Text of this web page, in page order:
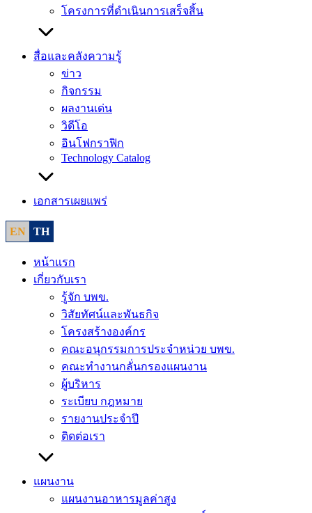
โครงการที่ดำเนินการเสร็จสิ้น
สื่อและคลังความรู้
ข่าว
กิจกรรม
ผลงานเด่น
วิดีโอ
อินโฟกราฟิก
Technology Catalog
เอกสารเผยแพร่
EN TH
หน้าแรก
เกี่ยวกับเรา
รู้จัก บพข.
วิสัยทัศน์และพันธกิจ
โครงสร้างองค์กร
คณะอนุกรรมการประจำหน่วย บพข.
คณะทำงานกลั่นกรองแผนงาน
ผู้บริหาร
ระเบียบ กฎหมาย
รายงานประจำปี
ติดต่อเรา
แผนงาน
แผนงานอาหารมูลค่าสูง